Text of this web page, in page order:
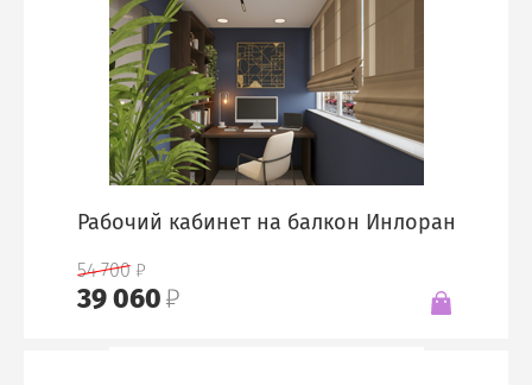
Рабочий кабинет на балкон Инлоран
54 700
39 060